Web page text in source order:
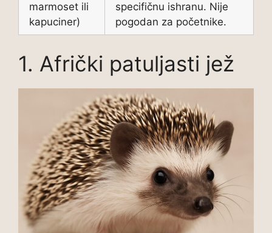
marmoset ili
kapuciner)
specifičnu ishranu. Nije
pogodan za početnike.
1. Afrički patuljasti jež